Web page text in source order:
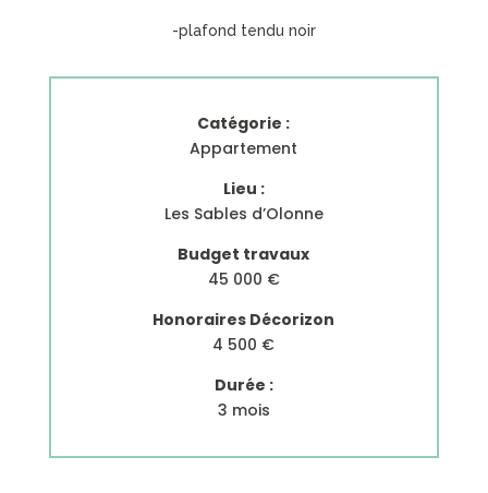
-plafond tendu noir
Catégorie :
Appartement
Lieu :
Les Sables d’Olonne
Budget travaux
45 000 €
Honoraires Décorizon
4 500 €
Durée :
3 mois